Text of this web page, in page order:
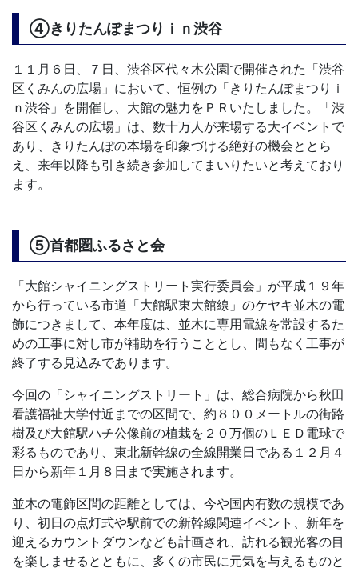
④きりたんぽまつりｉｎ渋谷
１１月６日、７日、渋谷区代々木公園で開催された「渋谷
区くみんの広場」において、恒例の「きりたんぽまつりｉ
ｎ渋谷」を開催し、大館の魅力をＰＲいたしました。「渋
谷区くみんの広場」は、数十万人が来場する大イベントで
あり、きりたんぽの本場を印象づける絶好の機会ととら
え、来年以降も引き続き参加してまいりたいと考えており
ます。
⑤首都圏ふるさと会
「大館シャイニングストリート実行委員会」が平成１９年
から行っている市道「大館駅東大館線」のケヤキ並木の電
飾につきまして、本年度は、並木に専用電線を常設するた
めの工事に対し市が補助を行うこととし、間もなく工事が
終了する見込みであります。
今回の「シャイニングストリート」は、総合病院から秋田
看護福祉大学付近までの区間で、約８００メートルの街路
樹及び大館駅ハチ公像前の植栽を２０万個のＬＥＤ電球で
彩るものであり、東北新幹線の全線開業日である１２月４
日から新年１月８日まで実施されます。
並木の電飾区間の距離としては、今や国内有数の規模であ
り、初日の点灯式や駅前での新幹線関連イベント、新年を
迎えるカウントダウンなども計画され、訪れる観光客の目
を楽しませるとともに、多くの市民に元気を与えるものと